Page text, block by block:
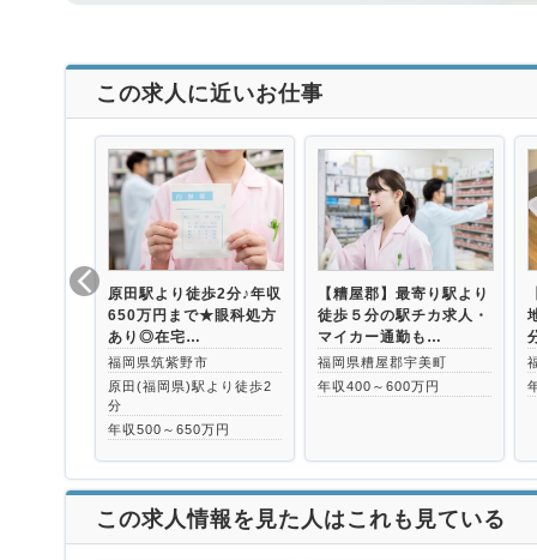
この求人に近いお仕事
原田駅より徒歩2分♪年収
650万円まで★眼科処方
あり◎在宅…
福岡県筑紫野市
原田(福岡県)駅より徒歩2
分
年収500～650万円
【糟屋郡】最寄り駅より
徒歩５分の駅チカ求人・
マイカー通勤も…
福岡県糟屋郡宇美町
年収400～600万円
この求人情報を見た人はこれも見ている